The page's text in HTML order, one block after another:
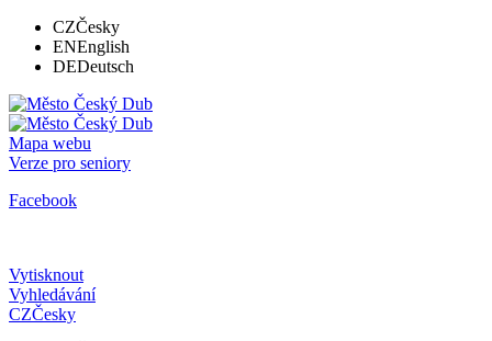
CZČesky
ENEnglish
DEDeutsch
Mapa webu
Verze pro seniory
Facebook
Vytisknout
Vyhledávání
CZČesky